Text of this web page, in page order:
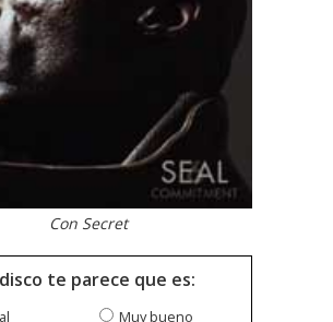
Con Secret
te parece que es:
Muy bueno